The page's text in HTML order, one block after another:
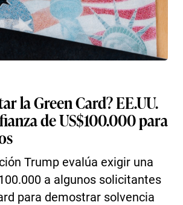
la Green Card? EE.UU.
de US$100.000 para
Trump evalúa exigir una
a algunos solicitantes
para demostrar solvencia